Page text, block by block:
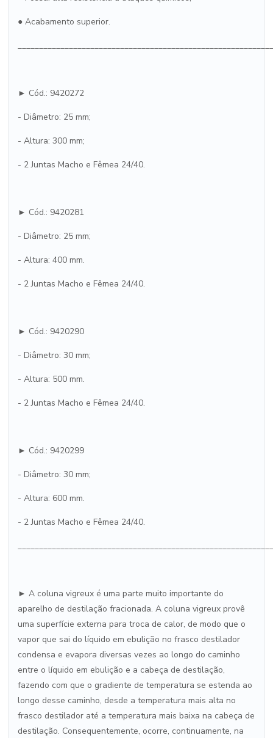
● Acabamento superior.
► Cód.: 9420272
- Diâmetro: 25 mm;
- Altura: 300 mm;
- 2 Juntas Macho e Fêmea 24/40.
► Cód.: 9420281
- Diâmetro: 25 mm;
- Altura: 400 mm.
- 2 Juntas Macho e Fêmea 24/40.
► Cód.: 9420290
- Diâmetro: 30 mm;
- Altura: 500 mm.
- 2 Juntas Macho e Fêmea 24/40.
► Cód.: 9420299
- Diâmetro: 30 mm;
- Altura: 600 mm.
- 2 Juntas Macho e Fêmea 24/40.
► A coluna vigreux é uma parte muito importante do
aparelho de destilação fracionada. A coluna vigreux provê
uma superfície externa para troca de calor, de modo que o
vapor que sai do líquido em ebulição no frasco destilador
condensa e evapora diversas vezes ao longo do caminho
entre o líquido em ebulição e a cabeça de destilação,
fazendo com que o gradiente de temperatura se estenda ao
longo desse caminho, desde a temperatura mais alta no
frasco destilador até a temperatura mais baixa na cabeça de
destilação. Consequentemente, ocorre, continuamente, na